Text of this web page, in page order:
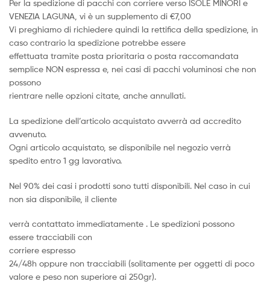
Per la spedizione di pacchi con corriere verso ISOLE MINORI e
VENEZIA LAGUNA, vi è un supplemento di €7,00
Vi preghiamo di richiedere quindi la rettifica della spedizione, in
caso contrario la spedizione potrebbe essere
effettuata tramite posta prioritaria o posta raccomandata
semplice NON espressa e, nei casi di pacchi voluminosi che non
possono
rientrare nelle opzioni citate, anche annullati.
La spedizione dell’articolo acquistato avverrà ad accredito
avvenuto.
Ogni articolo acquistato, se disponibile nel negozio verrà
spedito entro 1 gg lavorativo.
Nel 90% dei casi i prodotti sono tutti disponibili. Nel caso in cui
non sia disponibile, il cliente
verrà contattato immediatamente . Le spedizioni possono
essere tracciabili con
corriere espresso
24/48h oppure non tracciabili (solitamente per oggetti di poco
valore e peso non superiore ai 250gr).